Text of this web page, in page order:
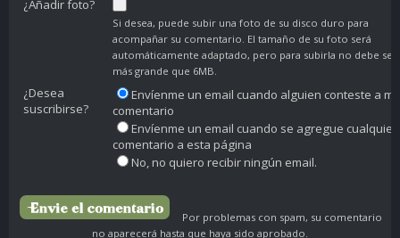
¿Añadir foto?
Si desea, puede subir una foto de su disco duro para
acompañar su comentario. El tamaño de su foto será
automáticamente adaptado, pero para subirla no debe ser
más grande que 6MB.
¿Desea
suscribirse?
Envíenme un email cuando alguien conteste a mi
comentario
Envíenme un email cuando se agregue cualquier
comentario a esta página
No, no quiero recibir ningún email.
Por problemas con spam, su comentario
no aparecerá hasta que haya sido aprobado.